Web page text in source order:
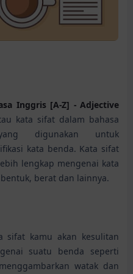
Inggris [A-Z] - Adjective
kata sifat dalam bahasa
digunakan untuk
kata benda. Kata sifat
lengkap mengenai kata
berat dan lainnya.
sifat kamu akan kesulitan
suatu benda seperti
watak dan